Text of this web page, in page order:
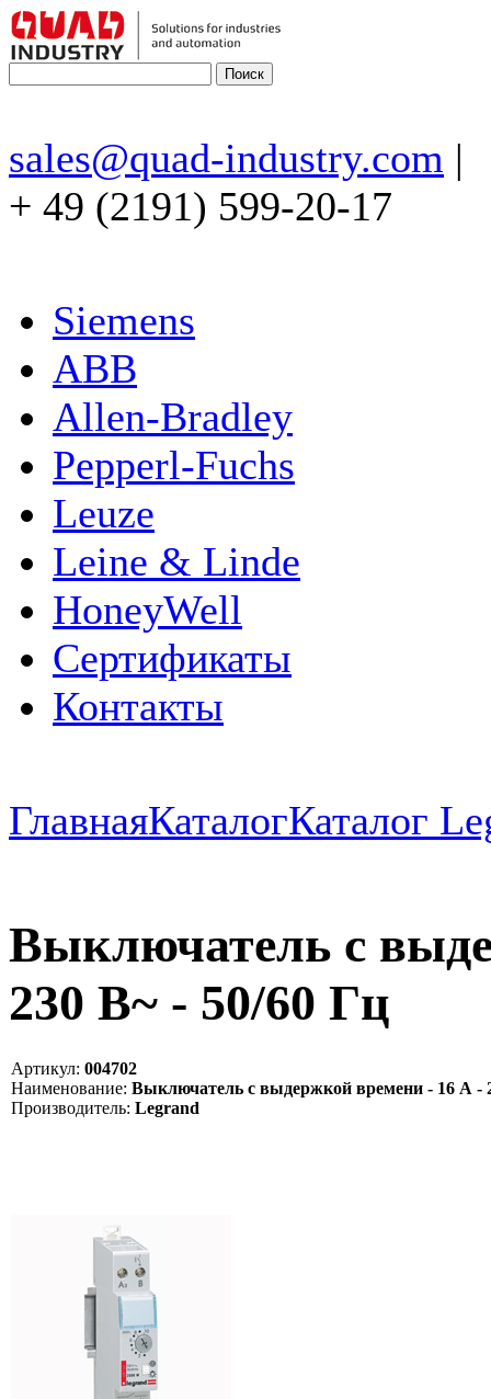
sales@quad-industry.com |
+ 49 (2191) 599-20-17
Siemens
ABB
Allen-Bradley
Pepperl-Fuchs
Leuze
Leine & Linde
HoneyWell
Сертификаты
Контакты
ГлавнаяКаталогКаталог
Выключатель с
230 В~ - 50/60 Гц
Артикул: 004702
Наименование: Выключатель с выдержкой времени - 16 А -
Производитель: Legrand